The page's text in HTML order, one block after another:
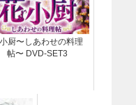
厨〜しあわせの料理
帖〜 DVD-SET3